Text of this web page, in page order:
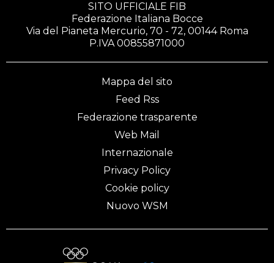
SITO UFFICIALE FIB
Federazione Italiana Bocce
Via del Pianeta Mercurio, 70 - 72, 00144 Roma
P.IVA 00855871000
Mappa del sito
Feed Rss
Federazione trasparente
Web Mail
Internazionale
Privacy Policy
Cookie policy
Nuovo WSM